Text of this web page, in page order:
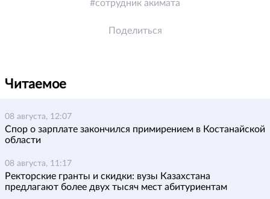
сотрудник акимата
Поделиться
Читаемое
08 августа, 12:07
Спор о зарплате закончился примирением в Костанайской
области
08 августа, 11:17
Ректорские гранты и скидки: вузы Казахстана
предлагают более двух тысяч мест абитуриентам